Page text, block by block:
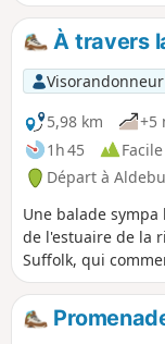
d'Iken Cliff à
récemment, un
pour rejoindre
l'estuaire de l'Alde.
les marais de
Hall pour revenir
principal à
À travers
Visorandonneur
5,98 km
+5
1h 45
Facile
Départ à
Une balade
de l'estuaire de la
Suffolk, qui
Slaughden Quay.
digues qui
l'intérieur des